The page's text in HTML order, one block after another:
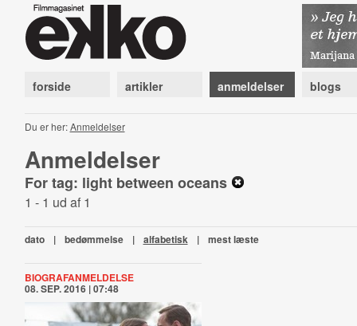
forside artikler anmeldelser blogs
Du er her:Anmeldelser
Anmeldelser
For tag: light between oceans
1 - 1 ud af 1
dato | bedømmelse | alfabetisk | mest læste
BIOGRAFANMELDELSE
08. SEP. 2016 | 07:48